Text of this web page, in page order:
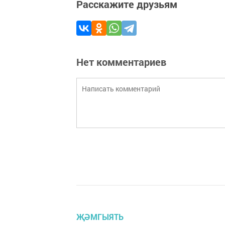
Расскажите друзьям
Нет комментариев
ҖӘМГЫЯТЬ